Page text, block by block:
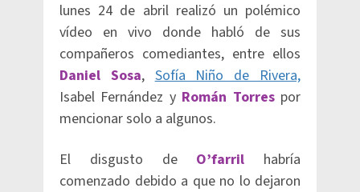
lunes 24 de abril realizó un polémico
vídeo en vivo donde habló de sus
compañeros comediantes, entre ellos
Daniel Sosa,Sofía Niño de Rivera,
Isabel Fernández y Román Torres por
mencionar solo a algunos.
El disgusto de O’farril habría
comenzado debido a que no lo dejaron